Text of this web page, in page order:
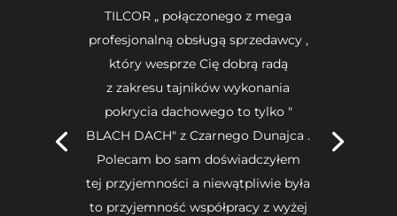
TILCOR „ połączonego z mega
profesjonalną obsługą sprzedawcy ,
który wesprze Cię dobrą radą
z zakresu tajników wykonania
pokrycia dachowego to tylko "
BLACH DACH" z Czarnego Dunajca .
Polecam bo sam doświadczyłem
tej przyjemności a niewątpliwie była
to przyjemność współpracy z wyżej